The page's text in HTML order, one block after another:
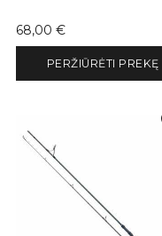
Kaina
68,00 €
PERŽIŪRĖTI PREKĘ